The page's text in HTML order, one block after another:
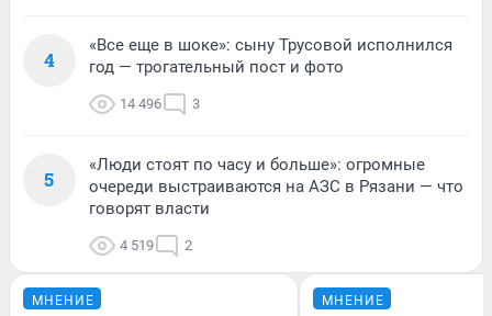
4
«Все еще в шоке»: сыну Трусовой исполнился
год — трогательный пост и фото
14 496 3
5
«Люди стоят по часу и больше»: огромные
очереди выстраиваются на АЗС в Рязани — что
говорят власти
4 519 2
МНЕНИЕ МНЕНИЕ